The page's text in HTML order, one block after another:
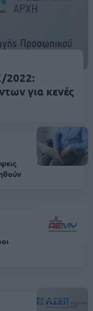
2022:
για κενές